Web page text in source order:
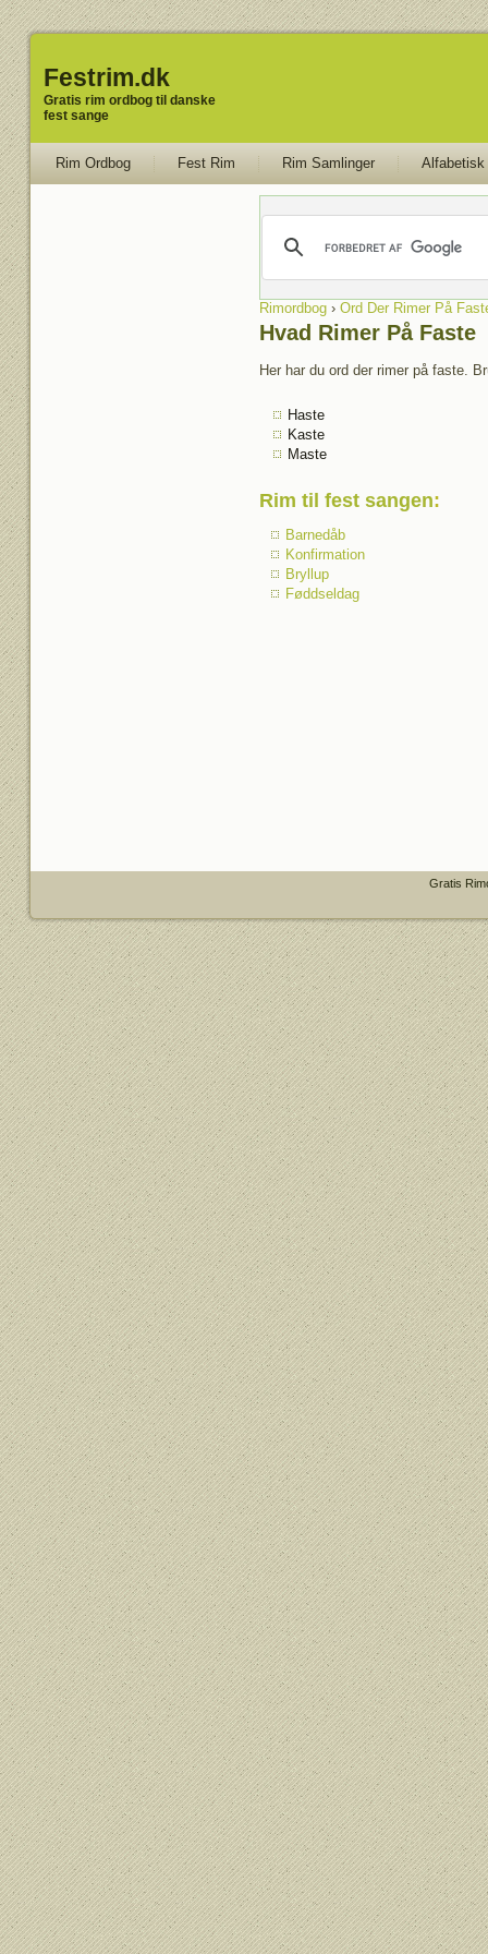
Festrim.dk
Gratis rim ordbog til danske
fest sange
Rim Ordbog Fest Rim Rim Samlinger Alfabetisk
Rimordbog› Ord Der Rimer På
Hvad Rimer På Faste
Her har du ord der rimer på faste.
Haste
Kaste
Maste
Rim til fest sangen:
Barnedåb
Konfirmation
Bryllup
Føddseldag
Gratis